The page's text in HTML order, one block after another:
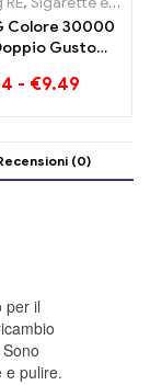
Colore 30000
Gusto
e Lampone
- €9.49
(0)
per il
e pulire.